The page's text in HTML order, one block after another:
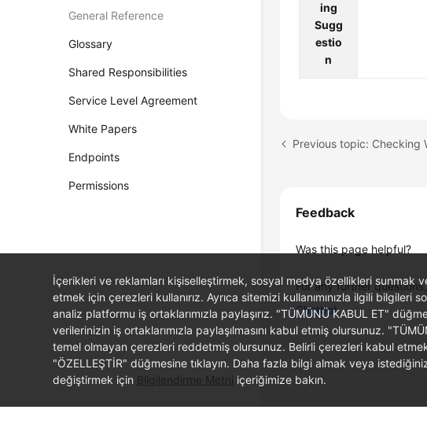
General Reference
Glossary
Shared Responsibilities
Service Level Agreement
White Papers
Endpoints
Permissions
ing
Sugg
estio
n
Feedback
Was this page helpful?
For any further
Chatbot
İçerikleri ve reklamları kişiselleştirmek, sosyal medya özellikleri sunmak
etmek için çerezleri kullanırız. Ayrıca sitemizi kullanımınızla ilgili
analiz platformu iş ortaklarımızla paylaşırız. "TÜMÜNÜ KABUL ET"
verilerinizin iş ortaklarımızla paylaşılmasını kabul etmiş olursunuz.
temel olmayan çerezleri reddetmiş olursunuz. Belirli çerezleri kabul
"ÖZELLEŞTİR" düğmesine tıklayın. Daha fazla bilgi almak veya
değiştirmek için Bilgilendirme Metni içeriğimize bakın.